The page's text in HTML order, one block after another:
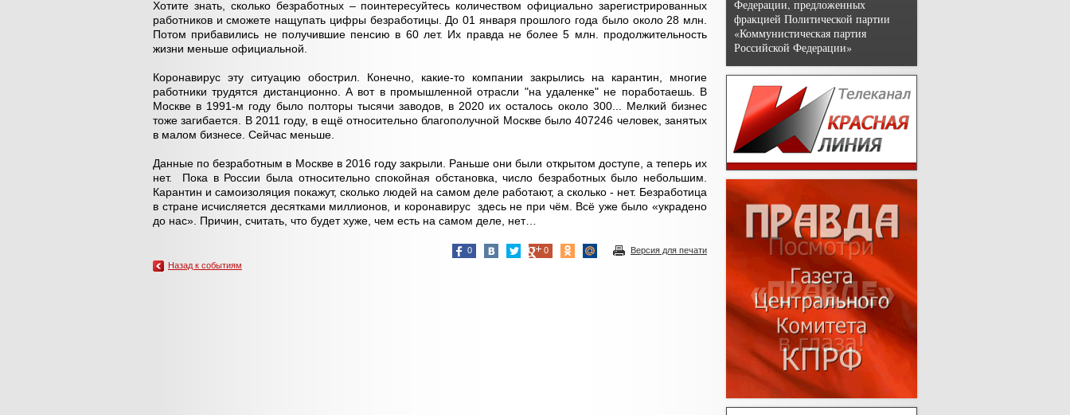
Хотите знать, сколько безработных – поинтересуйтесь количеством официально зарегистрированных
работников и сможете нащупать цифры безработицы. До 01 января прошлого года было около 28 млн.
Потом прибавились не получившие пенсию в 60 лет. Их правда не более 5 млн. продолжительность
жизни меньше официальной.
Коронавирус эту ситуацию обострил. Конечно, какие-то компании закрылись на карантин, многие
работники трудятся дистанционно. А вот в промышленной отрасли "на удаленке" не поработаешь. В
Москве в 1991-м году было полторы тысячи заводов, в 2020 их осталось около 300... Мелкий бизнес
тоже загибается. В 2011 году, в ещё относительно благополучной Москве было 407246 человек, занятых
в малом бизнесе. Сейчас меньше.
Данные по безработным в Москве в 2016 году закрыли. Раньше они были открытом доступе, а теперь их
нет. Пока в России была относительно спокойная обстановка, число безработных было небольшим.
Карантин и самоизоляция покажут, сколько людей на самом деле работают, а сколько - нет. Безработица
в стране исчисляется десятками миллионов, и коронавирус здесь не при чём. Всё уже было «украдено
до нас». Причин, считать, что будет хуже, чем есть на самом деле, нет…
Версия для печати
0
0
Назад к событиям
Федерации, предложенных
фракцией Политической партии
«Коммунистическая партия
Российской Федерации»